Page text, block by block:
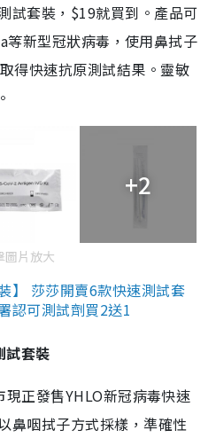
試套裝，$19就買到。產品可
新型冠狀病毒，使用鼻拭子
得快速抗原測試結果。靈敏
+2
圖片放大
】 莎莎開賣6款快速測試套
認可測試劑買2送1
試套裝
現正發售YHLO新冠病毒快速
鼻咽拭子方式採樣，準確性